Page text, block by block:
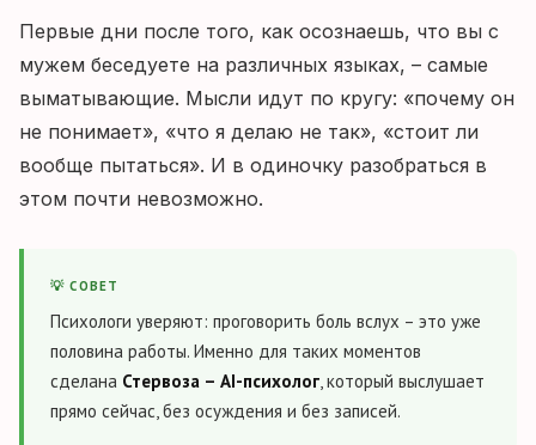
Первые дни после того, как осознаешь, что вы с
мужем беседуете на различных языках, – самые
выматывающие. Мысли идут по кругу: «почему он
не понимает», «что я делаю не так», «стоит ли
вообще пытаться». И в одиночку разобраться в
этом почти невозможно.
💡 СОВЕТ
Психологи уверяют: проговорить боль вслух – это уже
половина работы. Именно для таких моментов
сделана Стервоза – AI-психолог, который выслушает
прямо сейчас, без осуждения и без записей.